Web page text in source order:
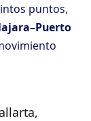
puntos,